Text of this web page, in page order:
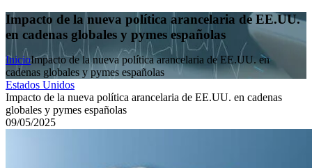
Impacto de la nueva política arancelaria de EE.UU.
en cadenas globales y pymes españolas
InicioImpacto de la nueva política arancelaria de EE.UU. en
cadenas globales y pymes españolas
Estados Unidos
Impacto de la nueva política arancelaria de EE.UU. en cadenas
globales y pymes españolas
09/05/2025